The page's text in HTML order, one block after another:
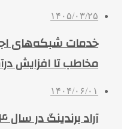
۱۴۰۵/۰۳/۲۵
مخاطب تا افزایش
۱۴۰۴/۰۶/۰۱